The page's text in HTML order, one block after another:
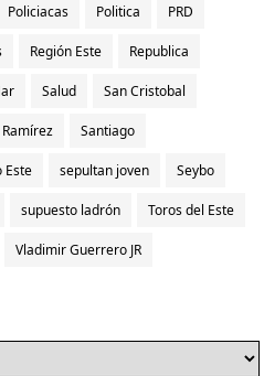
Policiacas Politica PRD
Región Este Republica
Salud San Cristobal
Santiago
Este sepultan joven Seybo
supuesto ladrón Toros del Este
Vladimir Guerrero JR